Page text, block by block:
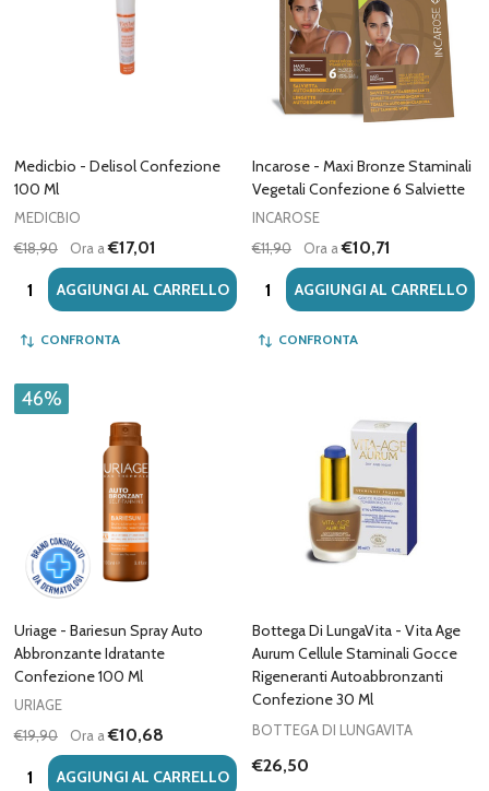
Medicbio - Delisol Confezione
100 Ml
MEDICBIO
€18,90
Ora a€17,01
Quantità:AGGIUNGI AL CARRELLO
CONFRONTA
Incarose - Maxi Bronze Staminali
Vegetali Confezione 6 Salviette
INCAROSE
€11,90
Ora a€10,71
Quantità:AGGIUNGI AL CARRELLO
CONFRONTA
46%
Uriage - Bariesun Spray Auto
Abbronzante Idratante
Confezione 100 Ml
URIAGE
€19,90
Ora a€10,68
Quantità:AGGIUNGI AL CARRELLO
Bottega Di LungaVita - Vita Age
Aurum Cellule Staminali Gocce
Rigeneranti Autoabbronzanti
Confezione 30 Ml
BOTTEGA DI LUNGAVITA
€26,50